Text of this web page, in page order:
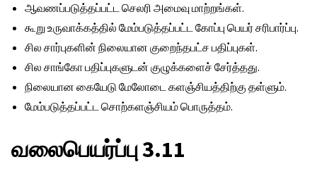
ஆவணப்படுத்தப்பட்ட செலரி அமைவு மாற்றங்கள்.
கூறு உருவாக்கத்தில் மேம்படுத்தப்பட்ட கோப்பு பெயர் சரிபார்ப்பு.
சில சார்புகளின் நிலையான குறைந்தபட்ச பதிப்புகள்.
சில சாங்கோ பதிப்புகளுடன் குழுக்களைச் சேர்த்தது.
நிலையான கையேடு மேலோடை களஞ்சியத்திற்கு தள்ளும்.
மேம்படுத்தப்பட்ட சொற்களஞ்சியம் பொருத்தம்.
வலைபெயர்ப்பு 3.11